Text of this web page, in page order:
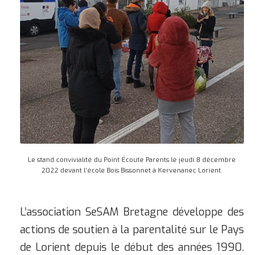
Le stand convivialité du Point Écoute Parents le jeudi 8 décembre
2022 devant l’école Bois Bissonnet à Kervenanec Lorient.
L’association SeSAM Bretagne développe des
actions de soutien à la parentalité sur le Pays
de Lorient depuis le début des années 1990.